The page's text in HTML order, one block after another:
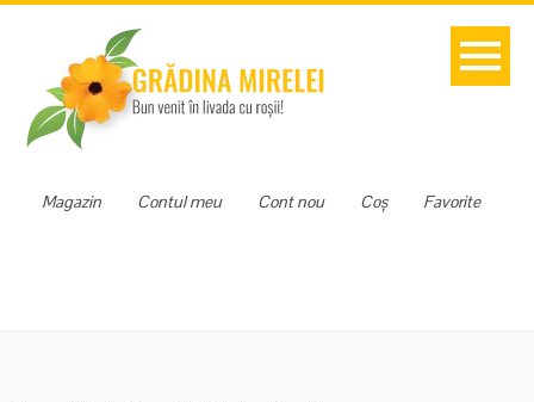
Favorite
Coș
Cont nou
Contul meu
Magazin